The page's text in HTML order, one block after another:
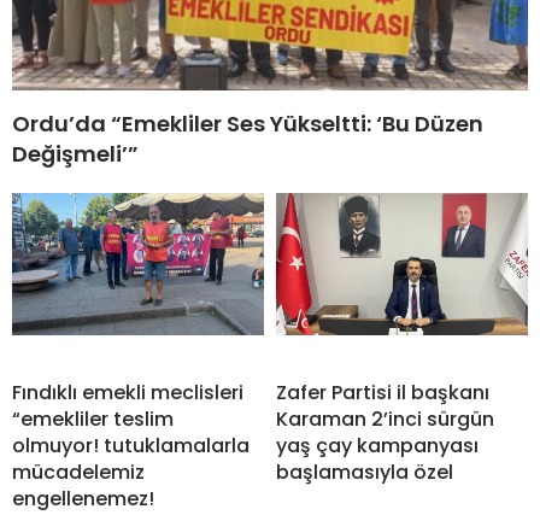
Ordu’da “Emekliler Ses Yükseltti: ‘Bu Düzen
Değişmeli’”
Fındıklı emekli meclisleri
“emekliler teslim
olmuyor! tutuklamalarla
mücadelemiz
engellenemez!
Zafer Partisi il başkanı
Karaman 2’inci sürgün
yaş çay kampanyası
başlamasıyla özel